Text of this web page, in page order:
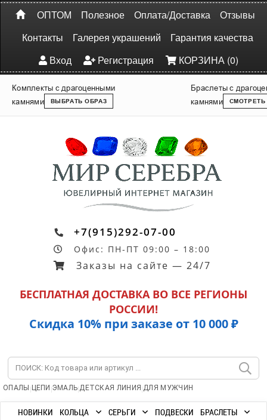
ОПТОМ Полезное Оплата/Доставка
Отзывы
Контакты
Галерея украшений
Гарантия качества
Вход
Регистрация КОРЗИНА (0)
Комплекты с драгоценными
камнями
ВЫБРАТЬ ОБРАЗ
Браслеты с
камнями
СМОТРЕТЬ
+7(915)292-07-00
Офис: ПН-ПТ 09:00 – 18:00
Заказы на сайте — 24/7
БЕСПЛАТНАЯ ДОСТАВКА ВО ВСЕ РЕГИОНЫ
РОССИИ!
Скидка 10% при заказе от 10 000 ₽
ОПАЛЫ | ЦЕПИ |ЭМАЛЬ|ДЕТСКАЯ ЛИНИЯ |ДЛЯ МУЖЧИН
НОВИНКИ КОЛЬЦА СЕРЬГИ ПОДВЕСКИ
БРАСЛЕТЫ